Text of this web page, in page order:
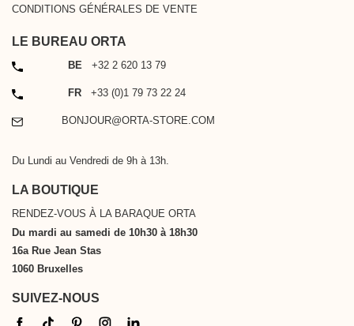
CONDITIONS GÉNÉRALES DE VENTE
LE BUREAU ORTA
TÉLÉPHONE
BE +32 2 620 13 79
TÉLÉPHONE
FR +33 (0)1 79 73 22 24
BONJOUR@ORTA-STORE.COM
Du Lundi au Vendredi de 9h à 13h.
LA BOUTIQUE
RENDEZ-VOUS À LA BARAQUE ORTA
Du mardi au samedi de 10h30 à 18h30
16a Rue Jean Stas
1060 Bruxelles
SUIVEZ-NOUS